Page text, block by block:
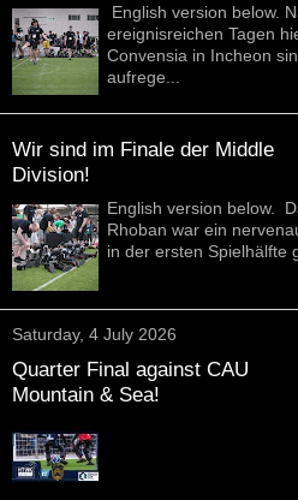
English version below.
ereignisreichen Tagen
Convensia in Incheon
aufrege...
Wir sind im Finale der Middle
Division!
English version below.
Rhoban war ein
in der ersten Spielhälfte
Saturday, 4 July 2026
Quarter Final against CAU
Mountain & Sea!